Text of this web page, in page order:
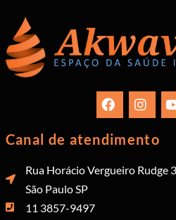
Canal de atendimento
Rua Horácio Vergueiro Rudge
São Paulo SP
11 3857-9497